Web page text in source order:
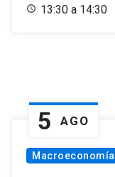
13:30 a 14:30
5 AGO
Macroeconomía